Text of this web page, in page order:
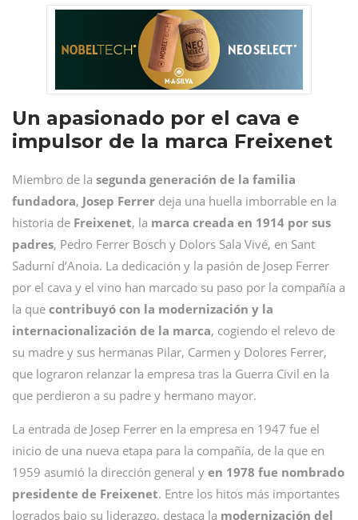
Un apasionado por el cava e
impulsor de la marca Freixenet
Miembro de la segunda generación de la familia
fundadora, Josep Ferrer deja una huella imborrable en la
historia de Freixenet, la marca creada en 1914 por sus
padres, Pedro Ferrer Bosch y Dolors Sala Vivé, en Sant
Sadurní d’Anoia. La dedicación y la pasión de Josep Ferrer
por el cava y el vino han marcado su paso por la compañía a
la que contribuyó con la modernización y la
internacionalización de la marca, cogiendo el relevo de
su madre y sus hermanas Pilar, Carmen y Dolores Ferrer,
que lograron relanzar la empresa tras la Guerra Civil en la
que perdieron a su padre y hermano mayor.
La entrada de Josep Ferrer en la empresa en 1947 fue el
inicio de una nueva etapa para la compañía, de la que en
1959 asumió la dirección general y en 1978 fue nombrado
presidente de Freixenet. Entre los hitos más importantes
logrados bajo su liderazgo, destaca la modernización del